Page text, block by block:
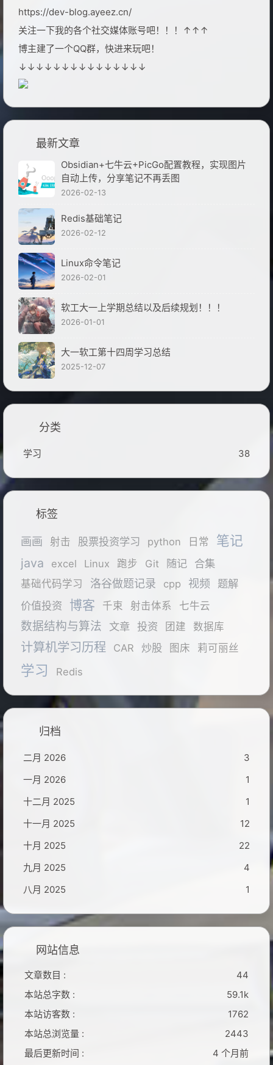
https://dev-blog.ayeez.cn/
关注一下我的各个社交媒体账号吧！！！↑↑↑
博主建了一个QQ群，快进来玩吧！
↓↓↓↓↓↓↓↓↓↓↓↓↓↓↓
最新文章
Obsidian+七牛云+PicGo配置教程，实现图片
自动上传，分享笔记不再丢图
2026-02-13
Redis基础笔记
2026-02-12
Linux命令笔记
2026-02-01
软工大一上学期总结以及后续规划！！！
2026-01-01
大一软工第十四周学习总结
2025-12-07
分类
学习 38
标签
画画 射击 股票投资学习 python 日常 笔记
java excel Linux 跑步 Git 随记 合集
基础代码学习 洛谷做题记录 cpp 视频
题解
价值投资
博客 千束 射击体系 七牛云
数据结构与算法 文章 投资 团建 数据库
计算机学习历程 CAR 炒股 图床 莉可丽丝
学习 Redis
归档
二月 2026
3
一月 2026
1
十二月 2025
1
十一月 2025
12
十月 2025
22
九月 2025
4
八月 2025
1
网站信息
文章数目 :
44
本站总字数 :
59.1k
本站访客数 :
1762
本站总浏览量 :
2443
最后更新时间 :
4 个月前